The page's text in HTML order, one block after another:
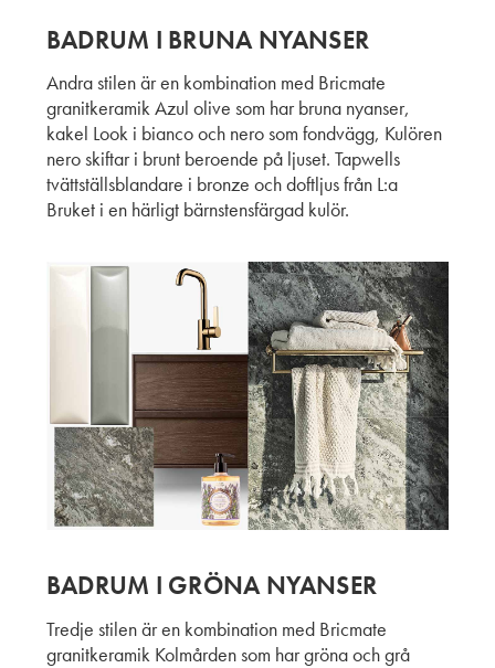
BADRUM I BRUNA NYANSER
Andra stilen är en kombination med Bricmate
granitkeramik Azul olive som har bruna nyanser,
kakel Look i bianco och nero som fondvägg, Kulören
nero skiftar i brunt beroende på ljuset. Tapwells
tvättställsblandare i bronze och doftljus från L:a
Bruket i en härligt bärnstensfärgad kulör.
BADRUM I GRÖNA NYANSER
Tredje stilen är en kombination med Bricmate
granitkeramik Kolmården som har gröna och grå